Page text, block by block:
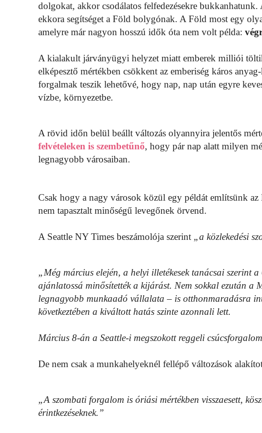
dolgokat, akkor csodálatos felfedezésekre
ekkora segítséget a Föld bolygónak. A Föld most egy
amelyre már nagyon hosszú idők óta nem volt példa:
A kialakult járványügyi helyzet miatt emberek milliói
elképesztő mértékben csökkent az emberiség káros
forgalmak teszik lehetővé, hogy nap, nap után egyre
vízbe, környezetbe.
A rövid időn belül beállt változás olyannyira jelentős
felvételeken is szembetűnő, hogy pár nap alatt milyen
legnagyobb városaiban.
Csak hogy a nagy városok közül egy példát említsünk
nem tapasztalt minőségű levegőnek örvend.
A Seattle NY Times beszámolója szerint „a közlekedési
„Még március elején, a helyi illetékesek tanácsai szerint
ajánlatossá minősítették a kijárást. Nem sokkal ezután a
legnagyobb munkaadó vállalata – is otthonmaradásra
következtében a kiváltott hatás szinte azonnali lett.
Március 8-án a Seattle-i megszokott reggeli
De nem csak a munkahelyeknél fellépő változások
„A szombati forgalom is óriási mértékben visszaesett,
érintkezéseknek.”